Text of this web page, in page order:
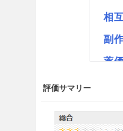
相
副
薬
評価サマリー